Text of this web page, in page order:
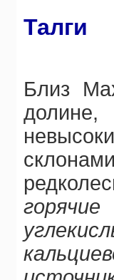
Талги
Близ